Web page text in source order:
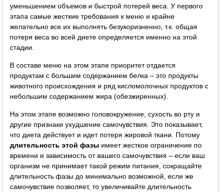
уменьшением объемов и быстрой потерей веса. У первого
этапа самые жесткие требования к меню и крайне
желательно все их выполнять безукоризненно, т.к. общая
потеря веса во всей диете определяется именно на этой
стадии.
В составе меню на этом этапе приоритет отдается
продуктам с большим содержанием белка – это продукты
животного происхождения и ряд кисломолочных продуктов с
небольшим содержанием жира (обезжиренных).
На этом этапе возможно головокружение, сухость во рту и
другие признаки ухудшение самочувствия. Это показывает,
что диета действует и идет потеря жировой ткани. Потому
длительность этой фазы имеет жесткое ограничение по
времени и зависимость от вашего самочувствия – если ваш
организм не принимает такой режим питания, сокращайте
длительность фазы до минимально возможной, если же
самочувствие позволяет, то увеличивайте длительность